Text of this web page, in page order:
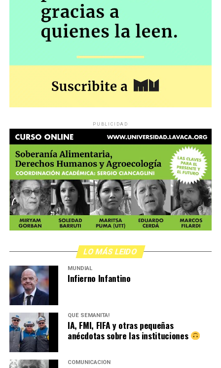
PUBLICIDAD
LO MÁS LEIDO
MUNDIAL
Infierno Infantino
QUÉ SEMANITA!
IA, FMI, FIFA y otras pequeñas
anécdotas sobre las instituciones
COMUNICACIÓN